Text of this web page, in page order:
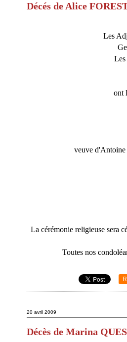
Décés de Alice
Les
Les
ont
veuve
La cérémonie religieuse sera
Toutes nos
20 avril 2009
Décès de Marina